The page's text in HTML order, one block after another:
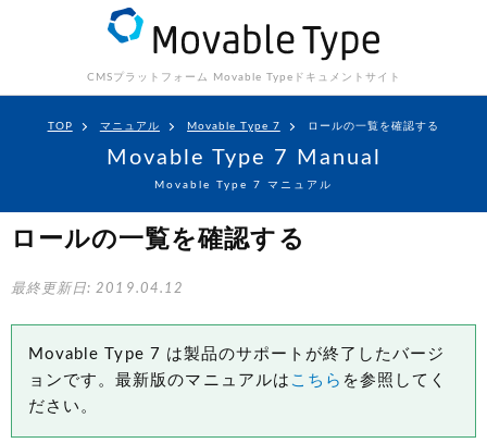
CMSプラットフォーム Movable Type ドキュメントサイト
TOP マニュアル Movable Type 7 ロールの一覧を確認する
Movable Type 7 Manual
Movable Type 7 マニュアル
ロールの一覧を確認する
最終更新日: 2019.04.12
Movable Type 7 は製品のサポートが終了したバージ
ョンです。最新版のマニュアルは こちら を参照してく
ださい。